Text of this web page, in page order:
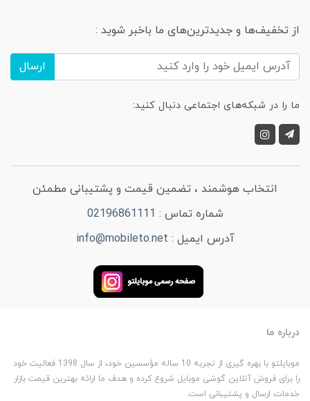
از تخفیف‌ها و جدیدترین‌های ما باخبر شوید :
ارسال
ما را در شبکه‌های اجتماعی دنبال کنید:
انتخاب هوشمند ، تضمین قیمت و پشتیبانی مطمئن
شماره تماس : 02196861111
آدرس ایمیل : info@mobileto.net
درباره ما
موبایلتو با بهره گیری از تجربه 10 ساله مؤسسین خود، از سال 1398 فعالیت خود
را برای فروش آنلاین گوشی موبایل شروع کرده و هدف ما ارائه بهترین قیمت بازار
خدمات ارسال و پشتیبانی است.